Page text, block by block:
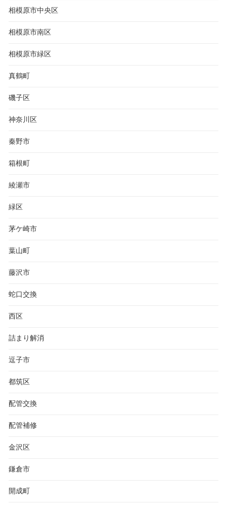
相模原市中央区
相模原市南区
相模原市緑区
真鶴町
磯子区
神奈川区
秦野市
箱根町
綾瀬市
緑区
茅ケ崎市
葉山町
藤沢市
蛇口交換
西区
詰まり解消
逗子市
都筑区
配管交換
配管補修
金沢区
鎌倉市
開成町